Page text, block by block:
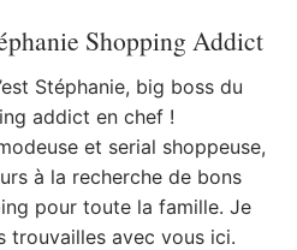
Shopping Addict
Stéphanie, big boss du
addict en chef !
et serial shoppeuse,
à la recherche de bons
pour toute la famille. Je
trouvailles avec vous ici.